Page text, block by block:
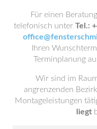
Für einen
telefonisch unter Tel.:
Ihren
Terminplanung
Wir sind im
angrenzenden
Montageleistungen
liegt